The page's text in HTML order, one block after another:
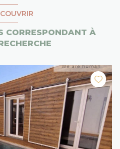
CORRESPONDANT À